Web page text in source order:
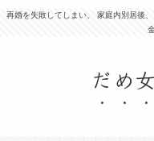
再婚を失敗してしまい、 家庭内別居後
だめ